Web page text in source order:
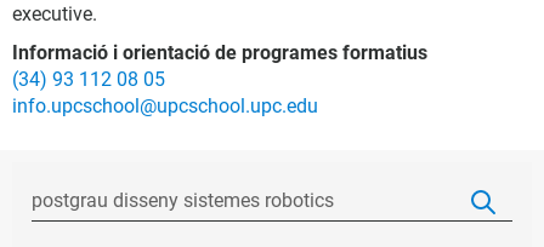
executive.
Informació i orientació de programes formatius
(34) 93 112 08 05
info.upcschool@upcschool.upc.edu